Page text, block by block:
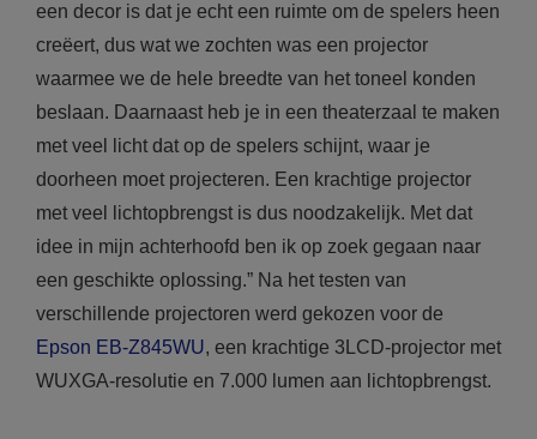
een decor is dat je echt een ruimte om de spelers heen
creëert, dus wat we zochten was een projector
waarmee we de hele breedte van het toneel konden
beslaan. Daarnaast heb je in een theaterzaal te maken
met veel licht dat op de spelers schijnt, waar je
doorheen moet projecteren. Een krachtige projector
met veel lichtopbrengst is dus noodzakelijk. Met dat
idee in mijn achterhoofd ben ik op zoek gegaan naar
een geschikte oplossing.” Na het testen van
verschillende projectoren werd gekozen voor de
Epson EB-Z845WU, een krachtige 3LCD-projector met
WUXGA-resolutie en 7.000 lumen aan lichtopbrengst.